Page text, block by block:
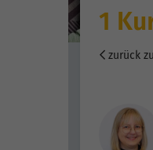
1
zurück